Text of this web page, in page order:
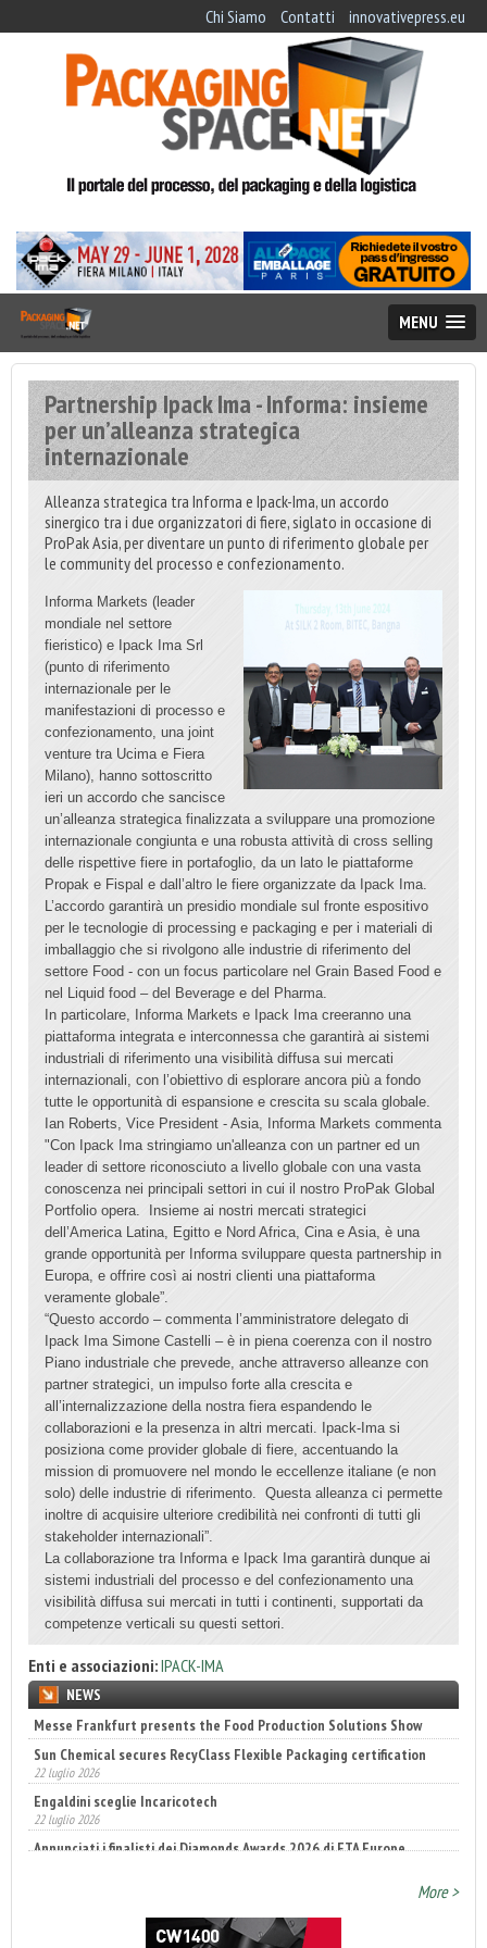
Chi Siamo Contatti innovativepress.eu
MENU
Partnership Ipack Ima - Informa: insieme
per un’alleanza strategica
internazionale
Alleanza strategica tra Informa e Ipack-Ima, un accordo
sinergico tra i due organizzatori di fiere, siglato in occasione di
ProPak Asia, per diventare un punto di riferimento globale per
le community del processo e confezionamento.
Informa Markets (leader
mondiale nel settore
fieristico) e Ipack Ima Srl
(punto di riferimento
internazionale per le
manifestazioni di processo e
confezionamento, una joint
venture tra Ucima e Fiera
Milano), hanno sottoscritto
ieri un accordo che sancisce
un’alleanza strategica finalizzata a sviluppare una promozione
internazionale congiunta e una robusta attività di cross selling
delle rispettive fiere in portafoglio, da un lato le piattaforme
Propak e Fispal e dall’altro le fiere organizzate da Ipack Ima.
L’accordo garantirà un presidio mondiale sul fronte espositivo
per le tecnologie di processing e packaging e per i materiali di
imballaggio che si rivolgono alle industrie di riferimento del
settore Food - con un focus particolare nel Grain Based Food e
nel Liquid food – del Beverage e del Pharma.
In particolare, Informa Markets e Ipack Ima creeranno una
piattaforma integrata e interconnessa che garantirà ai sistemi
industriali di riferimento una visibilità diffusa sui mercati
internazionali, con l’obiettivo di esplorare ancora più a fondo
tutte le opportunità di espansione e crescita su scala globale.
Ian Roberts, Vice President - Asia, Informa Markets commenta
"Con Ipack Ima stringiamo un'alleanza con un partner ed un
leader di settore riconosciuto a livello globale con una vasta
conoscenza nei principali settori in cui il nostro ProPak Global
Portfolio opera. Insieme ai nostri mercati strategici
dell’America Latina, Egitto e Nord Africa, Cina e Asia, è una
grande opportunità per Informa sviluppare questa partnership in
Europa, e offrire così ai nostri clienti una piattaforma
veramente globale”.
“Questo accordo – commenta l’amministratore delegato di
Ipack Ima Simone Castelli – è in piena coerenza con il nostro
Piano industriale che prevede, anche attraverso alleanze con
partner strategici, un impulso forte alla crescita e
all’internalizzazione della nostra fiera espandendo le
collaborazioni e la presenza in altri mercati. Ipack-Ima si
posiziona come provider globale di fiere, accentuando la
mission di promuovere nel mondo le eccellenze italiane (e non
solo) delle industrie di riferimento. Questa alleanza ci permette
inoltre di acquisire ulteriore credibilità nei confronti di tutti gli
stakeholder internazionali”.
La collaborazione tra Informa e Ipack Ima garantirà dunque ai
sistemi industriali del processo e del confezionamento una
visibilità diffusa sui mercati in tutti i continenti, supportati da
competenze verticali su questi settori.
Enti e associazioni:IPACK-IMA
NEWS
Sun Chemical secures RecyClass Flexible Packaging certification
22 luglio 2026
Engaldini sceglie Incaricotech
22 luglio 2026
Annunciati i finalisti dei Diamonds Awards 2026 di FTA Europe
14 luglio 2026
More >